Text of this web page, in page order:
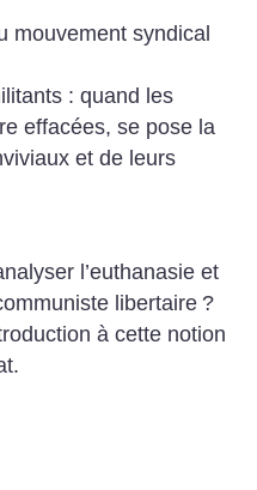
mouvement syndical
: quand les
effacées, se pose la
et de leurs
l’euthanasie et
libertaire ?
à cette notion